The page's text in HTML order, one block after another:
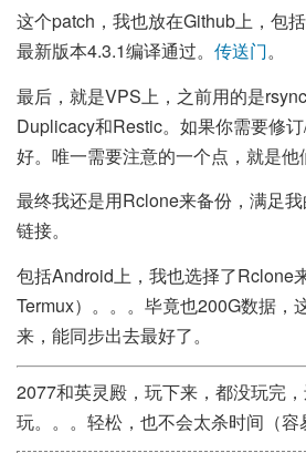
这个patch，我也放在Github上，包
最新版本4.3.1编译通过。 传送门。
最后，就是VPS上，之前用的是
Duplicacy和Restic。如果你需要修
好。唯一需要注意的一个点，就是他
最终我还是用Rclone来备份，满足
链接。
包括Android上，我也选择了Rclone
Termux）。。。毕竟也200G数据，
来，能同步出去最好了。
2077和英灵殿，玩下来，都没玩完
玩。。。轻松，也不会太杀时间（容